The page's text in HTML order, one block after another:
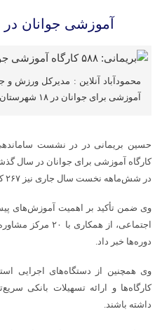
آموزشی جوانان
آموزشی برای جوانان در ۱۸ شهرستان استان خبر داد.
در شش‌ماهه نخست سال جاری نیز ۲۶۷ کارگاه در ۱۴ شهرستان برگزار شده است.
وی ضمن تأکید بر اهمیت آموزش‌های
اجتماعی، از
دوره‌ها خبر داد.
وی همچنین از دستگاه‌های اجرایی
کارگاه‌ها و ارائه تسهیلات بانکی
داشته باشند.